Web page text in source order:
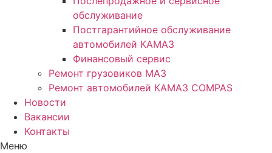
обслуживание
Постгарантийное обслуживание
автомобилей КАМАЗ
Финансовый сервис
Ремонт грузовиков МАЗ
Ремонт автомобилей КАМАЗ COMPAS
Новости
Вакансии
Контакты
Меню